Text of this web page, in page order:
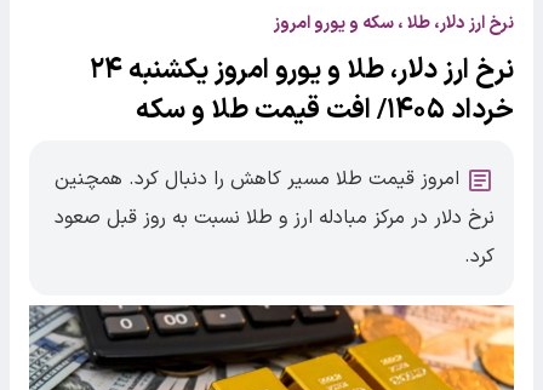
نرخ ارز دلار، طلا ، سکه و یورو امروز
نرخ ارز دلار، طلا و یورو امروز یکشنبه ۲۴
خرداد ۱۴۰۵/ افت قیمت طلا و سکه
امروز قیمت طلا مسیر کاهش را دنبال کرد. همچنین
نرخ دلار در مرکز مبادله ارز و طلا نسبت به روز قبل صعود
کرد.